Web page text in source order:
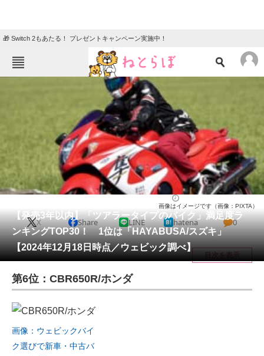
🎁 Switch 2もあたる！ プレゼントキャンペーン実施中！
ニュース
クイズ
グルメ 地域
教育・育児
動物 リサーチ
会員記事
メディア
注目記事を集めた総合ページ
ITの今と未来を見通す
スマホと通信の最新トレンド
【発売3年以内】「ツアラータイプのバイク」満足度ラ
ンキングTOP30！ 1位は「HAYABUSA/スズキ」
【2024年12月18日時点／ウェビック調べ】
画像はイメージです（画像：PIXTA）
X Share LINE hatena 0
目次を表示
第6位：CBR650R/ホンダ
画像：ウェビックバイ
ク選びで新車・中古バ